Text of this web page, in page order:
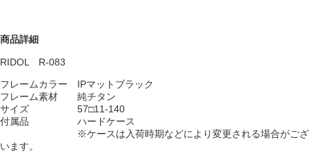
商品詳細
RIDOL R-083
フレームカラー IPマットブラック
フレーム素材 純チタン
サイズ 57□11-140
付属品 ハードケース
※ケースは入荷時期などにより変更される場合がござ
います。